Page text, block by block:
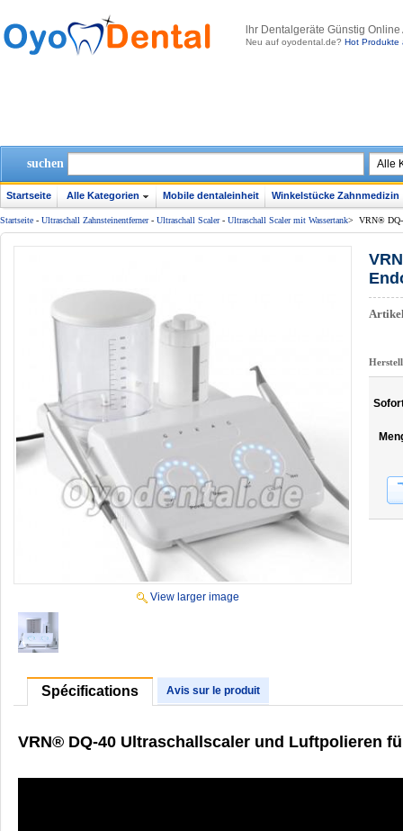
lhr Dentalgeräte Günstig
Neu auf oyodental.de? Hot Produkte
suchen
Startseite Alle Kategorien Mobile dentaleinheit Winkelstücke Zahnmedizin
Startseite - Ultraschall Zahnsteinentferner- Ultraschall Scaler- Ultraschall Scaler mit Wassertank> VRN® DQ-
View larger image
Spécifications Avis sur le produit
VRN® DQ-40 Ultraschallscaler und Luftpolieren